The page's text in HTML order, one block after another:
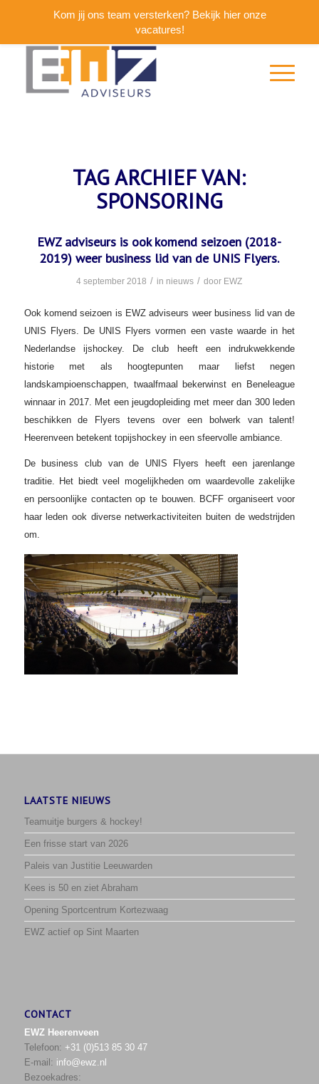
TAG ARCHIEF VAN:
SPONSORING
EWZ adviseurs is ook komend seizoen (2018-
2019) weer business lid van de UNIS Flyers.
4 september 2018 / in nieuws / door EWZ
Ook komend seizoen is EWZ adviseurs weer business lid van de
UNIS Flyers. De UNIS Flyers vormen een vaste waarde in het
Nederlandse ijshockey. De club heeft een indrukwekkende
historie met als hoogtepunten maar liefst negen
landskampioenschappen, twaalfmaal bekerwinst en Beneleague
winnaar in 2017. Met een jeugdopleiding met meer dan 300 leden
beschikken de Flyers tevens over een bolwerk van talent!
Heerenveen betekent topijshockey in een sfeervolle ambiance.
De business club van de UNIS Flyers heeft een jarenlange
traditie. Het biedt veel mogelijkheden om waardevolle zakelijke
en persoonlijke contacten op te bouwen. BCFF organiseert voor
haar leden ook diverse netwerkactiviteiten buiten de wedstrijden
om.
LAATSTE NIEUWS
Teamuitje burgers & hockey!
Een frisse start van 2026
Paleis van Justitie Leeuwarden
Kees is 50 en ziet Abraham
Opening Sportcentrum Kortezwaag
EWZ actief op Sint Maarten
CONTACT
EWZ Heerenveen
Telefoon: +31 (0)513 85 30 47
E-mail: info@ewz.nl
Bezoekadres:
Kom jij ons team versterken? Bekijk hier onze
vacatures!